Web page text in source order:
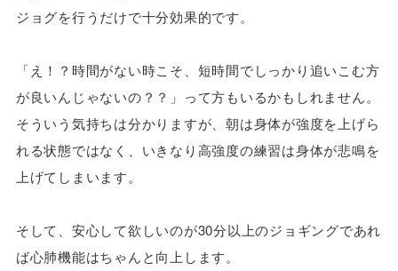
ジョグを行うだけで十分効果的です。
「え！？時間がない時こそ、短時間でしっかり追いこむ方
が良いんじゃないの？？」って方もいるかもしれません。
そういう気持ちは分かりますが、朝は身体が強度を上げら
れる状態ではなく、いきなり高強度の練習は身体が悲鳴を
上げてしまいます。
そして、安心して欲しいのが30分以上のジョギングであれ
ば心肺機能はちゃんと向上します。